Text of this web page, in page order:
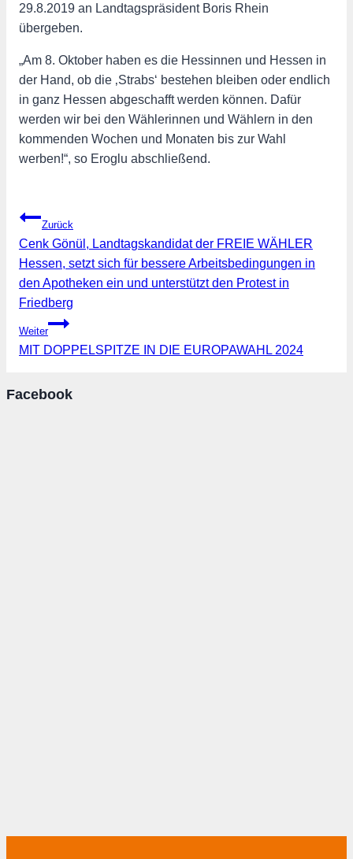
29.8.2019 an Landtagspräsident Boris Rhein
übergeben.
„Am 8. Oktober haben es die Hessinnen und Hessen in
der Hand, ob die ‚Strabs‘ bestehen bleiben oder endlich
in ganz Hessen abgeschafft werden können. Dafür
werden wir bei den Wählerinnen und Wählern in den
kommenden Wochen und Monaten bis zur Wahl
werben!“, so Eroglu abschließend.
Beitragsnavigation
Zurück
Cenk Gönül, Landtagskandidat der FREIE WÄHLER
Hessen, setzt sich für bessere Arbeitsbedingungen in
den Apotheken ein und unterstützt den Protest in
Friedberg
Weiter
MIT DOPPELSPITZE IN DIE EUROPAWAHL 2024
Facebook